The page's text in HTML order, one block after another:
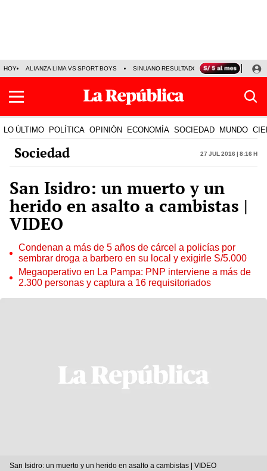
HOY ALIANZA LIMA VS SPORT BOYS SINUANO RESULTADOS HOY JORGE
LO ÚLTIMO POLÍTICA OPINIÓN ECONOMÍA SOCIEDAD MUNDO
Sociedad 27 Jul 2016 | 8:16 h
San Isidro: un muerto y un
herido en asalto a cambistas |
VIDEO
Condenan a más de 5 años de cárcel a policías por
sembrar droga a barbero en su local y exigirle S/5.000
Megaoperativo en La Pampa: PNP interviene a más de
2.300 personas y captura a 16 requisitoriados
San Isidro: un muerto y un herido en asalto a cambistas | VIDEO